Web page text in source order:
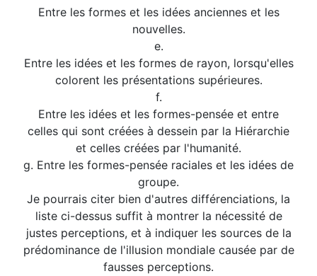
Entre les formes et les idées anciennes et les
nouvelles.
e.
Entre les idées et les formes de rayon, lorsqu'elles
colorent les présentations supérieures.
f.
Entre les idées et les formes-pensée et entre
celles qui sont créées à dessein par la Hiérarchie
et celles créées par l'humanité.
g. Entre les formes-pensée raciales et les idées de
groupe.
Je pourrais citer bien d'autres différenciations, la
liste ci-dessus suffit à montrer la nécessité de
justes perceptions, et à indiquer les sources de la
prédominance de l'illusion mondiale causée par de
fausses perceptions.